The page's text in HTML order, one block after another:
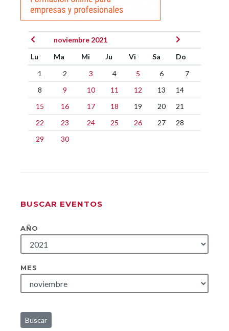
noviembre 2021
Lu
Ma Mi Ju Vi Sa
Do
1
2 3 4 5 6
7
8
9 10 11 12 13
14
15
16 17 18 19 20
21
22
23 24 25 26 27
28
29
30
BUSCAR EVENTOS
AÑO
MES
Buscar